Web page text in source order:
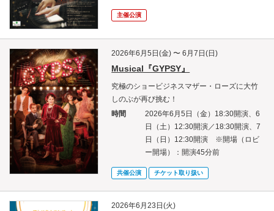
主催公演
2026年6月5日(金) 〜 6月7日(日)
Musical『GYPSY』
究極のショービジネスマザー・ローズに大竹
しのぶが再び挑む！
時間
2026年6月5日（金）18:30開演、6
日（土）12:30開演／18:30開演、7
日（日）12:30開演 ※開場（ロビ
ー開場）：開演45分前
共催公演 チケット取り扱い
2026年6月23日(火)